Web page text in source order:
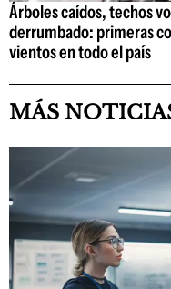
Árboles caídos, techos
derrumbado: primeras
vientos en todo el país
MÁS